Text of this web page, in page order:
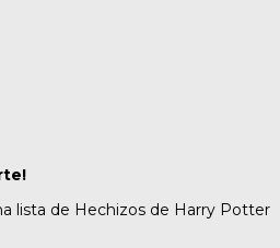
lista de Hechizos de Harry Potter